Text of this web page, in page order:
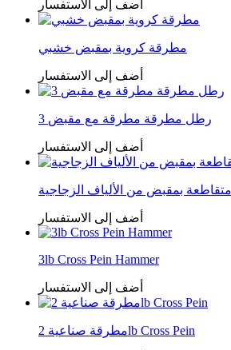
أضف إلى الاستفسار
مطرقة كروية بمقبض خشبي
أضف إلى الاستفسار
3 رطل مطرقة مطرقة مع مقبض
أضف إلى الاستفسار
بمقبض من الألياف الزجاجية
أضف إلى الاستفسار
3lb Cross Pein Hammer
أضف إلى الاستفسار
مطرقة صناعية 2lb Cross Pein